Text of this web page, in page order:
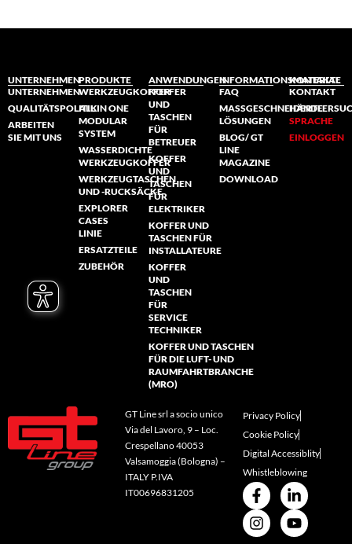
UNTERNEHMEN
UNTERNEHMEN
QUALITÄTSPOLITIK
ARBEITEN
SIE MIT UNS
PRODUKTE
WERKZEUGKOFFER
ALL IN ONE
MODULAR
SYSTEM
WASSERDICHTE
WERKZEUGKOFFER
WERKZEUGTASCHEN
UND -RUCKSÄCKE
EXPLORER
CASES
LINIE
ERSATZTEILE
ZUBEHÖR
ANWENDUNGEN
KOFFER
UND
TASCHEN
FÜR
BETREUER
KOFFER
UND
TASCHEN
FÜR
ELEKTRIKER
KOFFER UND
TASCHEN FÜR
INSTALLATEURE
KOFFER
UND
TASCHEN
FÜR
SERVICE
TECHNIKER
KOFFER UND TASCHEN
FÜR DIE LUFT- UND
RAUMFAHRTBRANCHE
(MRO)
INFORMATIONSMATERIAL
FAQ
MASSGESCHNEIDERTE L
ÖSUNGEN
BLOG/ GT
LINE
MAGAZINE
DOWNLOAD
KONTAKTE
KONTAKT
SPRACHE
EINLOGGEN
GT Line srl a socio unico
Via del Lavoro, 9 – Loc.
Crespellano 40053
Valsamoggia (Bologna) –
ITALY P.IVA
IT00696831205
Privacy Policy
Cookie Policy
Digital Accessiblity
Whistleblowing